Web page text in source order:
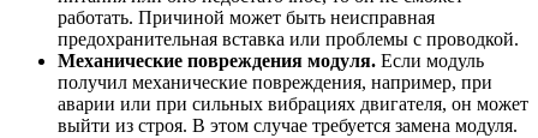
работать. Причиной может быть неисправная
предохранительная вставка или проблемы с проводкой.
Механические повреждения модуля. Если модуль
получил механические повреждения, например, при
аварии или при сильных вибрациях двигателя, он может
выйти из строя. В этом случае требуется замена модуля.